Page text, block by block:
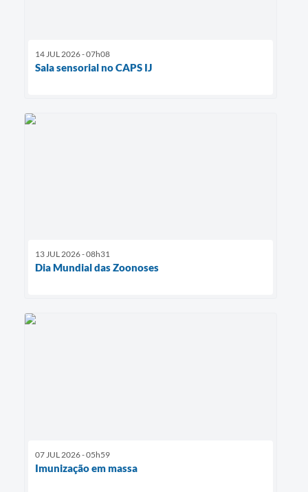
14 JUL 2026 - 07h08
Sala sensorial no CAPS IJ
13 JUL 2026 - 08h31
Dia Mundial das Zoonoses
07 JUL 2026 - 05h59
Imunização em massa